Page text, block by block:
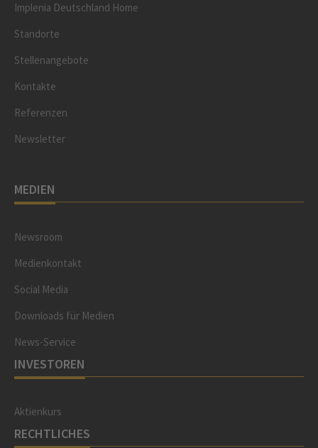
Implenia Deutschland Home
Standorte
Stellenangebote
Kontakte
Referenzen
Newsletter
MEDIEN
Newsroom
Medienkontakt
Social Media
Downloads für Medien
News-Service
INVESTOREN
Aktienkurs
RECHTLICHES